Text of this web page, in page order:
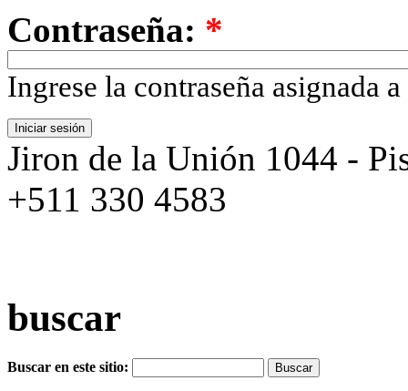
Contraseña: *
Ingrese la contraseña asignada
Jiron de la Unión 1044 -
+511 330 4583
buscar
Buscar en este sitio: